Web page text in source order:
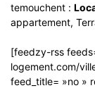
temouchent :
appartement,
[feedzy-rss
logement.com/
feed_title= »no »